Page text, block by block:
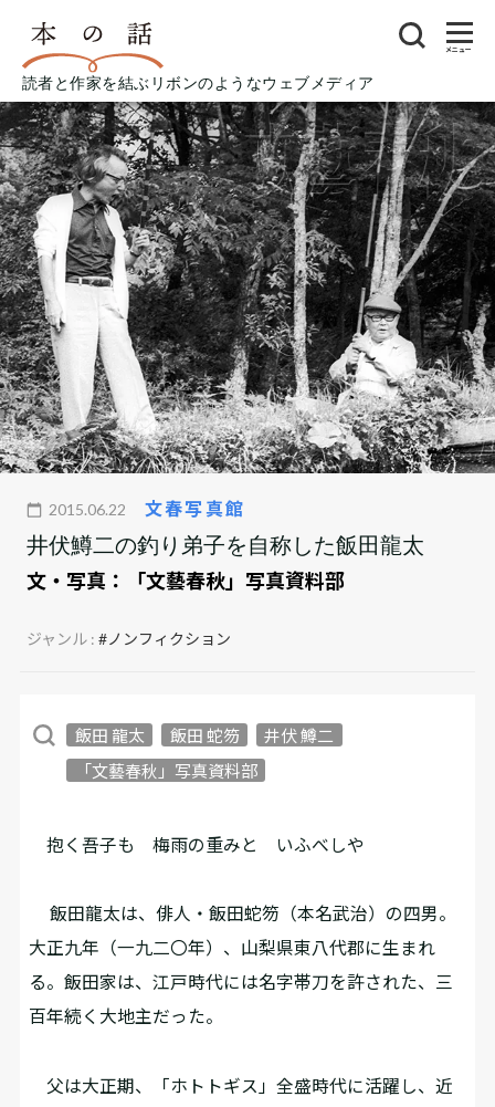
読者と作家を結ぶリボンのようなウェブメディア
メニュー
2015.06.22 文春写真館
井伏鱒二の釣り弟子を自称した飯田龍太
文・写真：
「文藝春秋」写真資料部
ジャンル :#ノンフィクション
飯田 龍太 飯田 蛇笏
井伏 鱒二
「文藝春秋」写真資料部
抱く吾子も 梅雨の重みと いふべしや
飯田龍太は、俳人・飯田蛇笏（本名武治）の四男。
大正九年（一九二〇年）、山梨県東八代郡に生まれ
る。飯田家は、江戸時代には名字帯刀を許された、三
百年続く大地主だった。
父は大正期、「ホトトギス」全盛時代に活躍し、近